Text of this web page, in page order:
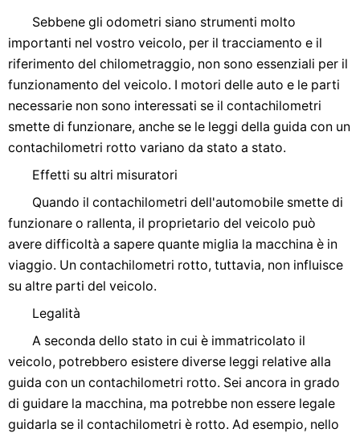
Sebbene gli odometri siano strumenti molto
importanti nel vostro veicolo, per il tracciamento e il
riferimento del chilometraggio, non sono essenziali per il
funzionamento del veicolo. I motori delle auto e le parti
necessarie non sono interessati se il contachilometri
smette di funzionare, anche se le leggi della guida con un
contachilometri rotto variano da stato a stato.
Effetti su altri misuratori
Quando il contachilometri dell'automobile smette di
funzionare o rallenta, il proprietario del veicolo può
avere difficoltà a sapere quante miglia la macchina è in
viaggio. Un contachilometri rotto, tuttavia, non influisce
su altre parti del veicolo.
Legalità
A seconda dello stato in cui è immatricolato il
veicolo, potrebbero esistere diverse leggi relative alla
guida con un contachilometri rotto. Sei ancora in grado
di guidare la macchina, ma potrebbe non essere legale
guidarla se il contachilometri è rotto. Ad esempio, nello